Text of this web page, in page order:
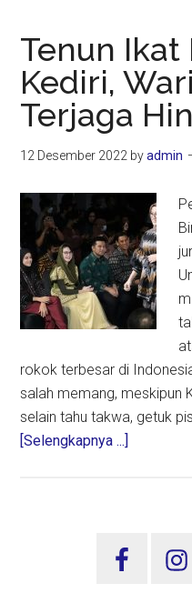
Tenun Ikat
Kediri,
Terjaga
12 Desember 2022 byadmin
rokok terbesar di
salah memang, meskipun
selain tahu takwa, getuk
[Selengkapnya ...]
Kediri,
Sidebar